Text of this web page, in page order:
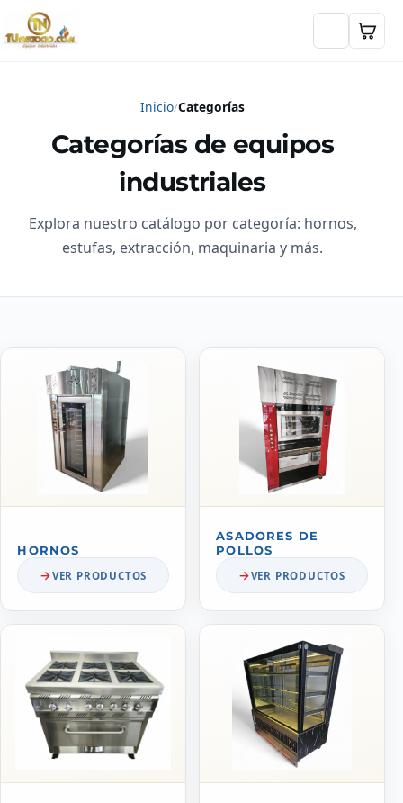
Inicio Categorías
Categorías de equipos
industriales
Explora nuestro catálogo por categoría: hornos,
estufas, extracción, maquinaria y más.
HORNOS
VER PRODUCTOS
ASADORES DE
POLLOS
VER PRODUCTOS